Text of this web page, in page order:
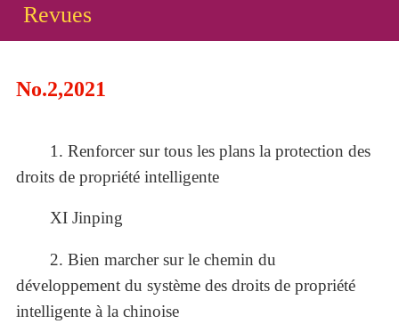
Revues
No.2,2021
1. Renforcer sur tous les plans la protection des
droits de propriété intelligente
XI Jinping
2. Bien marcher sur le chemin du
développement du système des droits de propriété
intelligente à la chinoise